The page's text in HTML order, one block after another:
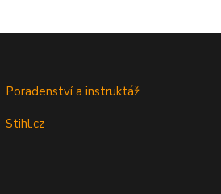
Poradenství a instruktáž
Stihl.cz